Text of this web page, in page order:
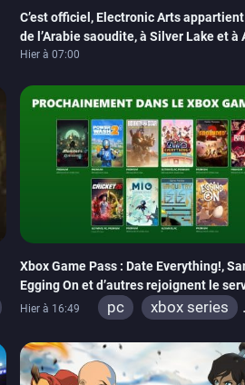
C’est officiel, Electronic Arts appartient
de l’Arabie saoudite, à Silver Lake et à
Partners
Hier à 07:00
Xbox Game Pass : Date Everything!,
Egging On et d’autres rejoignent le
Hier à 16:49 pc
xbox series